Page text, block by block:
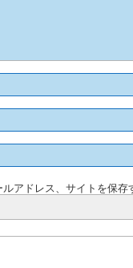
アドレス、サイトを保存